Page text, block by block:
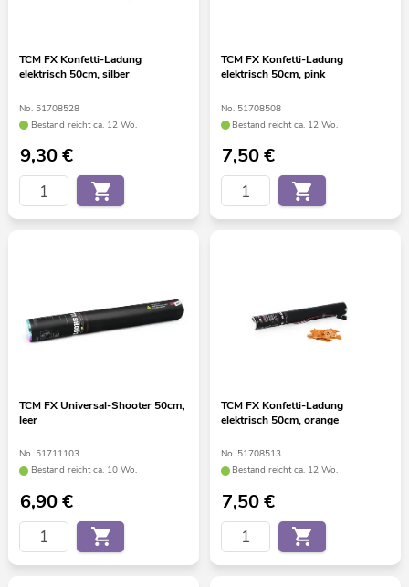
TCM FX Konfetti-Ladung
elektrisch 50cm, silber
No. 51708528
Bestand reicht ca. 12 Wo.
9,30€
TCM FX Konfetti-Ladung
elektrisch 50cm, pink
No. 51708508
Bestand reicht ca. 12 Wo.
7,50€
TCM FX Universal-Shooter 50cm,
leer
No. 51711103
Bestand reicht ca. 10 Wo.
6,90€
TCM FX Konfetti-Ladung
elektrisch 50cm, orange
No. 51708513
Bestand reicht ca. 12 Wo.
7,50€